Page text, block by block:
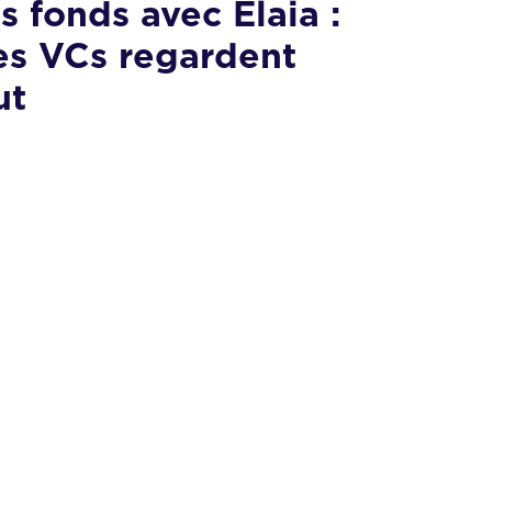
fonds avec Elaia :
VCs regardent